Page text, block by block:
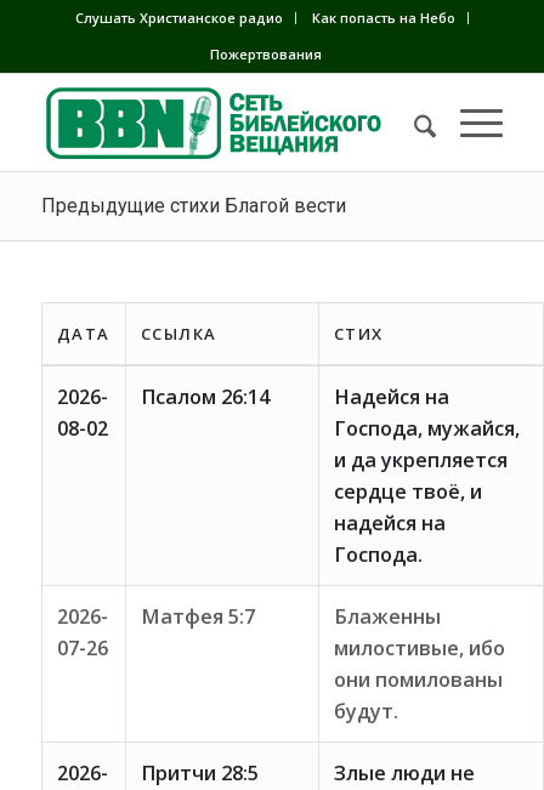
Слушать Христианское радио
Как попасть на Небо
Пожертвования
Предыдущие стихи Благой вести
ДАТА ССЫЛКА СТИХ
2026-
08-02
Псалом 26:14
Надейся на
Господа, мужайся,
и да укрепляется
сердце твоё, и
надейся на
Господа.
2026-
07-26
Матфея 5:7
Блаженны
милостивые, ибо
они помилованы
будут.
2026-
Притчи 28:5
Злые люди не